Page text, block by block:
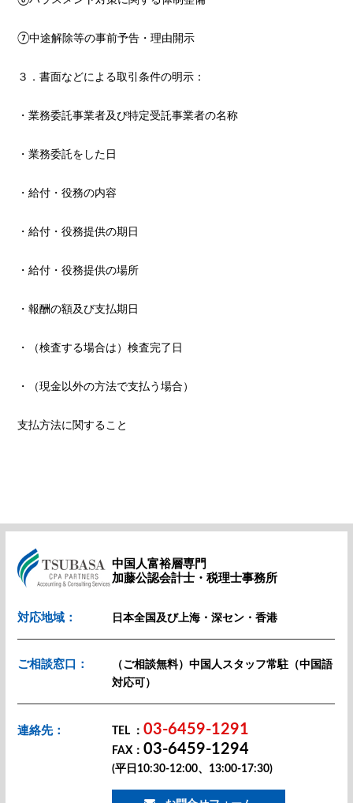
⑦中途解除等の事前予告・理由開示
３．書面などによる取引条件の明示：
・業務委託事業者及び特定受託事業者の名称
・業務委託をした日
・給付・役務の内容
・給付・役務提供の期日
・給付・役務提供の場所
・報酬の額及び支払期日
・（検査する場合は）検査完了日
・（現金以外の方法で支払う場合）
支払方法に関すること
中国人富裕層専門
加藤公認会計士・税理士事務所
対応地域： 日本全国及び上海・深セン・香港
ご相談窓口：
（ご相談無料）中国人スタッフ常駐（中国語
対応可）
連絡先： TEL ：03-6459-1291
FAX：03-6459-1294
(平日10:30-12:00、13:00-17:30)